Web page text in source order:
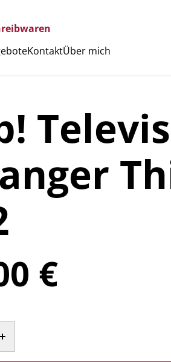
KontaktÜber mich
€